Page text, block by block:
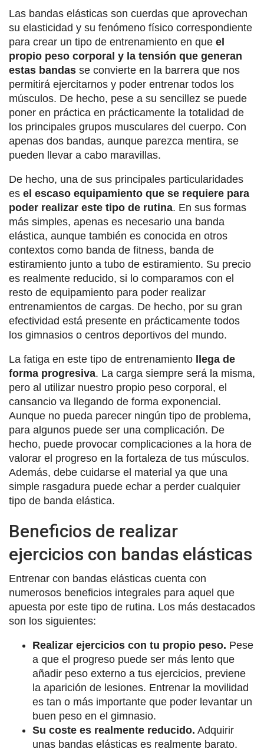
Las bandas elásticas son cuerdas que aprovechan
su elasticidad y su fenómeno físico correspondiente
para crear un tipo de entrenamiento en que el
propio peso corporal y la tensión que generan
estas bandas se convierte en la barrera que nos
permitirá ejercitarnos y poder entrenar todos los
músculos. De hecho, pese a su sencillez se puede
poner en práctica en prácticamente la totalidad de
los principales grupos musculares del cuerpo. Con
apenas dos bandas, aunque parezca mentira, se
pueden llevar a cabo maravillas.
De hecho, una de sus principales particularidades
es el escaso equipamiento que se requiere para
poder realizar este tipo de rutina. En sus formas
más simples, apenas es necesario una banda
elástica, aunque también es conocida en otros
contextos como banda de fitness, banda de
estiramiento junto a tubo de estiramiento. Su precio
es realmente reducido, si lo comparamos con el
resto de equipamiento para poder realizar
entrenamientos de cargas. De hecho, por su gran
efectividad está presente en prácticamente todos
los gimnasios o centros deportivos del mundo.
La fatiga en este tipo de entrenamiento llega de
forma progresiva. La carga siempre será la misma,
pero al utilizar nuestro propio peso corporal, el
cansancio va llegando de forma exponencial.
Aunque no pueda parecer ningún tipo de problema,
para algunos puede ser una complicación. De
hecho, puede provocar complicaciones a la hora de
valorar el progreso en la fortaleza de tus músculos.
Además, debe cuidarse el material ya que una
simple rasgadura puede echar a perder cualquier
tipo de banda elástica.
Beneficios de realizar
ejercicios con bandas elásticas
Entrenar con bandas elásticas cuenta con
numerosos beneficios integrales para aquel que
apuesta por este tipo de rutina. Los más destacados
son los siguientes:
Realizar ejercicios con tu propio peso. Pese
a que el progreso puede ser más lento que
añadir peso externo a tus ejercicios, previene
la aparición de lesiones. Entrenar la movilidad
es tan o más importante que poder levantar un
buen peso en el gimnasio.
Su coste es realmente reducido. Adquirir
unas bandas elásticas es realmente barato.